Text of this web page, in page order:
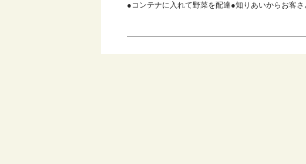
●コンテナに入れて野菜を配達●知りあいからお客